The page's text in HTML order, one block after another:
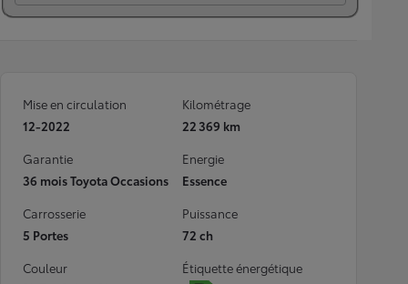
Mise en circulation
12-2022
Kilométrage
22 369 km
Garantie
36 mois Toyota Occasions
Energie
Essence
Carrosserie
5 Portes
Puissance
72 ch
Couleur
Étiquette énergétique